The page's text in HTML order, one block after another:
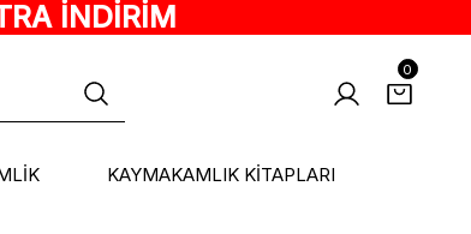
İNDİRİM
0
KAYMAKAMLIK KİTAPLARI